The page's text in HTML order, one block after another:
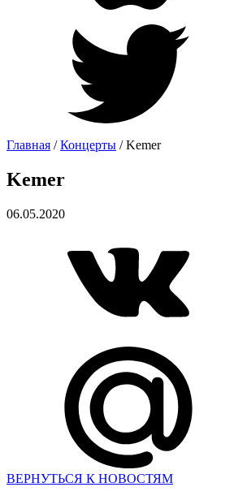
Главная / Концерты / Kemer
Kemer
06.05.2020
ВЕРНУТЬСЯ К НОВОСТЯМ